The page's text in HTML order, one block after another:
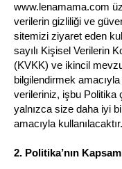
www.lenamama.com
verilerin gizliliği ve
sitemizi ziyaret eden
sayılı Kişisel Verilerin
(KVKK) ve ikincil
bilgilendirmek
verileriniz, işbu Politika
yalnızca size daha iyi
amacıyla kullanılacaktır.
2. Politika’nın